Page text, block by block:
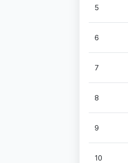
5
6
7
8
9
10